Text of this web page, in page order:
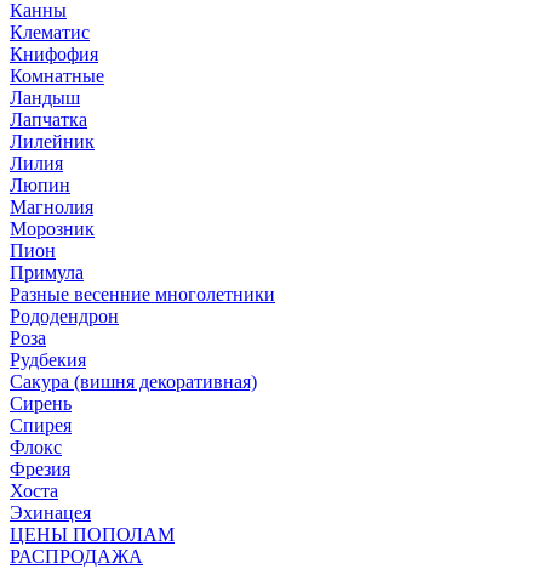
Канны
Клематис
Книфофия
Комнатные
Ландыш
Лапчатка
Лилейник
Лилия
Люпин
Магнолия
Морозник
Пион
Примула
Разные весенние многолетники
Рододендрон
Роза
Рудбекия
Сакура (вишня декоративная)
Сирень
Спирея
Флокс
Фрезия
Хоста
Эхинацея
ЦЕНЫ ПОПОЛАМ
РАСПРОДАЖА